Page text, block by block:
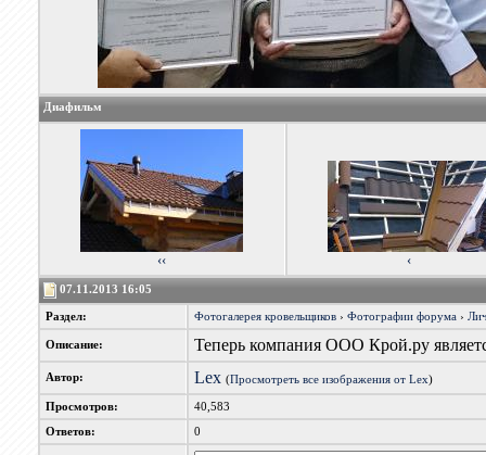
Диафильм
‹‹ ‹
07.11.2013 16:05
Раздел: Фотогалерея кровельщиков› Фотографии форума›
Описание: Теперь компания ООО Крой.ру
Автор: Lex (Просмотреть все изображения от Lex)
Просмотров: 40,583
Ответов: 0